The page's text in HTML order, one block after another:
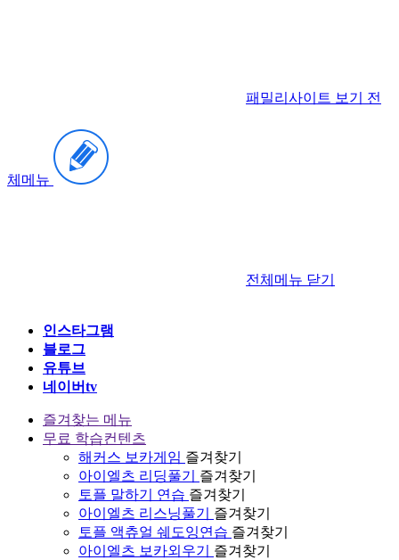
패밀리사이트 보기 전
체메뉴
전체메뉴 닫기
인스타그램
블로그
유튜브
네이버tv
즐겨찾는 메뉴
무료 학습컨텐츠
해커스 보카게임 즐겨찾기
아이엘츠 리딩풀기
즐겨찾기
토플 말하기 연습 즐겨찾기
아이엘츠 리스닝풀기
즐겨찾기
토플 액츄얼 쉐도잉연습 즐겨찾기
아이엘츠 보카외우기
즐겨찾기